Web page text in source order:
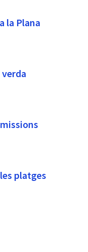
la Plana
platges